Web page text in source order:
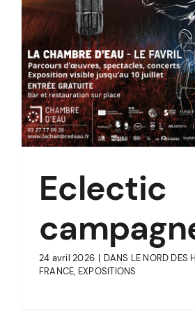
Eclectic
24 avril 2026 | DANS LE NORD DES
FRANCE, EXPOSITIONS